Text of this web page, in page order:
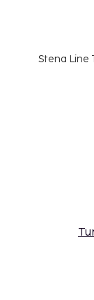
Stena Line